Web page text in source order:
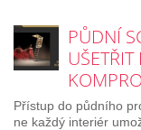
PŮDNÍ
Přístup do půdního
ne každý interiér